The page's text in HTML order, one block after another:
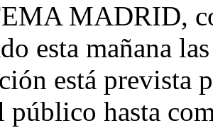
MADRID,
esta mañana
está prevista
público hasta